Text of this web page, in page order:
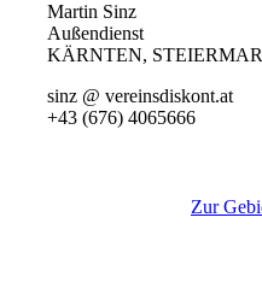
Martin Sinz
Außendienst
KÄRNTEN,
sinz @ vereinsdiskont.at
+43 (676) 4065666
Zur